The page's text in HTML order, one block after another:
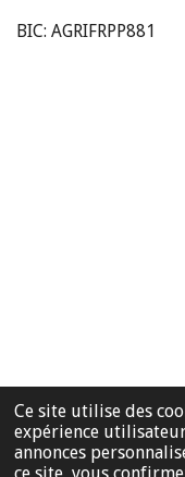
Ce site utilise des
expérience
annonces
BIC: AGRIFRPP881